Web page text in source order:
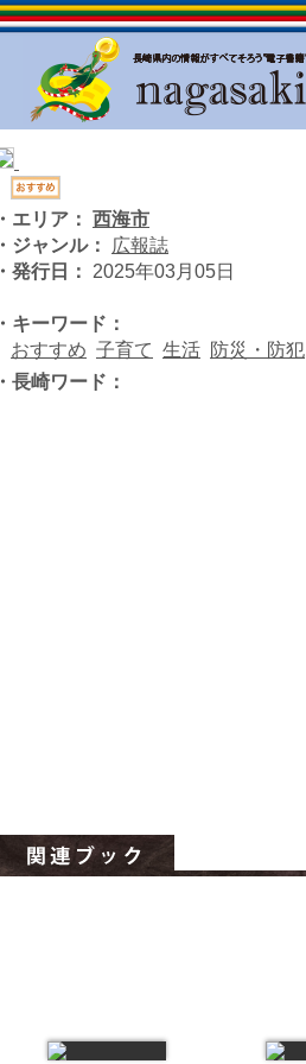
・エリア： 西海市
・ジャンル：
広報誌
・発行日：
2025年03月05日
・キーワード：
おすすめ 子育て 生活 防災・防犯
・長崎ワード：